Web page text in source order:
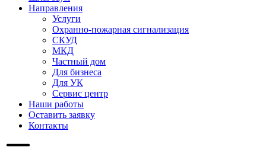
Направления
Услуги
Охранно-пожарная сигнализация
СКУД
МКД
Частный дом
Для бизнеса
Для УК
Сервис центр
Наши работы
Оставить заявку
Контакты